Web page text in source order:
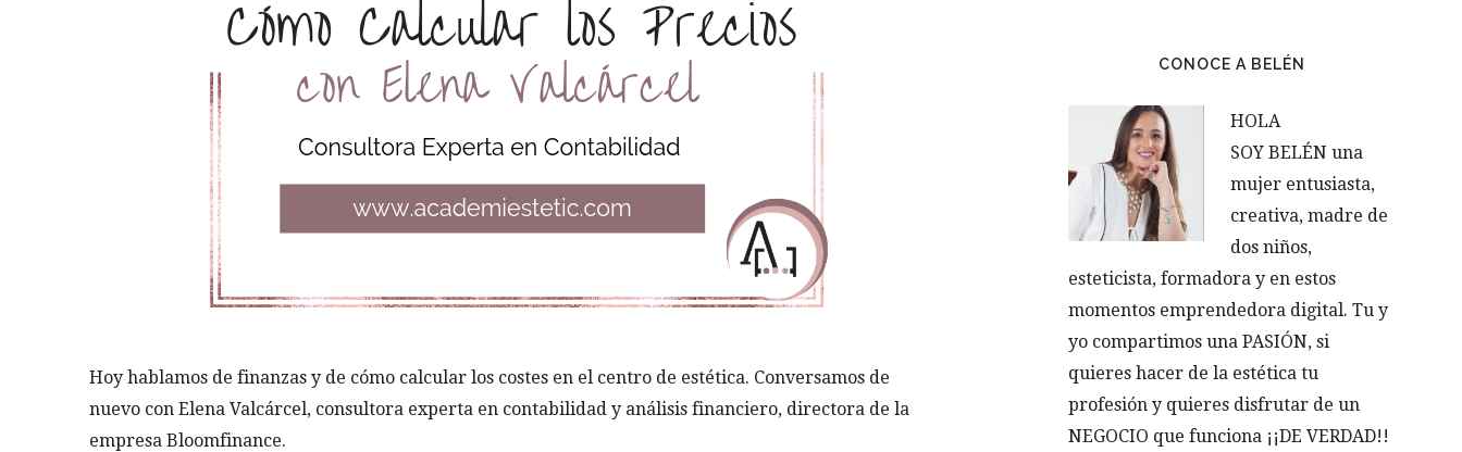
Hoy hablamos de finanzas y de cómo calcular los costes en el centro de estética. Conversamos de
nuevo con Elena Valcárcel, consultora experta en contabilidad y análisis financiero, directora de la
empresa Bloomfinance.
CONOCE A BELÉN
HOLA
SOY BELÉN una
mujer entusiasta,
creativa, madre de
dos niños,
esteticista, formadora y en estos
momentos emprendedora digital. Tu y
yo compartimos una PASIÓN, si
quieres hacer de la estética tu
profesión y quieres disfrutar de un
NEGOCIO que funciona ¡¡DE VERDAD!!